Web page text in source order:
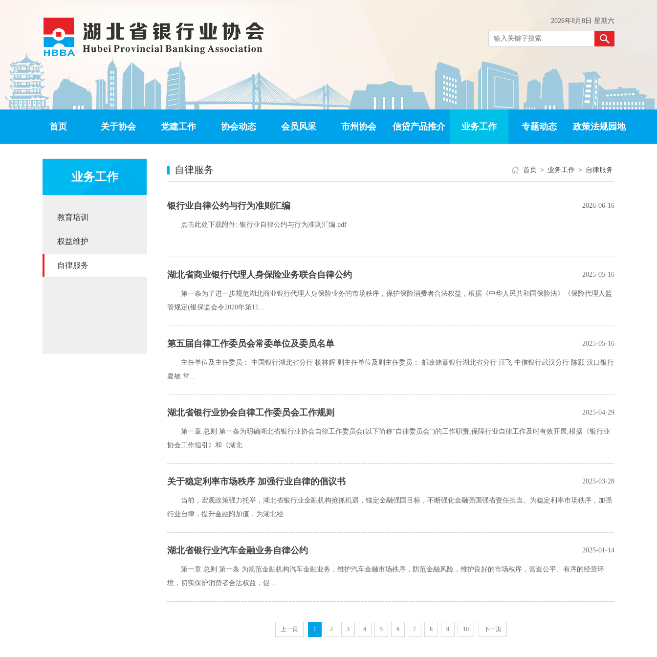
2026年8月8日 星期六
首页 关于协会 党建工作 协会动态 会员风采 市州协会 信贷产品推介 业务工作 专题动态 政策法规园地
业务工作
教育培训
权益维护
自律服务
自律服务 首页 > 业务工作 > 自律服务
银行业自律公约与行为准则汇编 2026-06-16
点击此处下载附件: 银行业自律公约与行为准则汇编.pdf
湖北省商业银行代理人身保险业务联合自律公约 2025-05-16
第一条为了进一步规范湖北商业银行代理人身保险业务的市场秩序，保护保险消费者合法权益，根据《中华人民共和国保险法》《保险代理人监
管规定(银保监会令2020年第11...
第五届自律工作委员会常委单位及委员名单 2025-05-16
主任单位及主任委员： 中国银行湖北省分行 杨林辉 副主任单位及副主任委员： 邮政储蓄银行湖北省分行 汪飞 中信银行武汉分行 陈颢 汉口银行
夏敏 常...
湖北省银行业协会自律工作委员会工作规则 2025-04-29
第一章 总则 第一条为明确湖北省银行业协会自律工作委员会(以下简称“自律委员会”)的工作职责,保障行业自律工作及时有效开展,根据《银行业
协会工作指引》和《湖北...
关于稳定利率市场秩序 加强行业自律的倡议书 2025-03-28
当前，宏观政策强力托举，湖北省银行业金融机构抢抓机遇，锚定金融强国目标，不断强化金融强国强省责任担当。为稳定利率市场秩序，加强
行业自律，提升金融附加值，为湖北经...
湖北省银行业汽车金融业务自律公约 2025-01-14
第一章 总则 第一条 为规范金融机构汽车金融业务，维护汽车金融市场秩序，防范金融风险，维护良好的市场秩序，营造公平、有序的经营环
境，切实保护消费者合法权益，促...
上一页 1 2 3 4 5 6 7 8 9 10 下一页